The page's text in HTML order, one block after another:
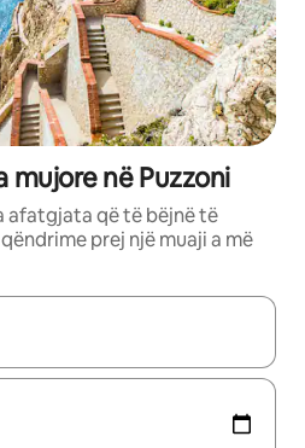
në Puzzoni
afatgjata që të bëjnë të
prej një muaji a më
lëviz me butonat e